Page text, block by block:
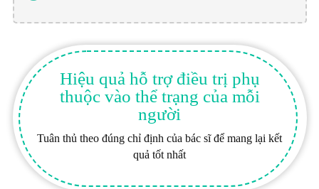
Hiệu quả hỗ trợ điều trị phụ
thuộc vào thể trạng của mỗi
người
Tuân thủ theo đúng chỉ định của bác sĩ để mang lại kết
quả tốt nhất